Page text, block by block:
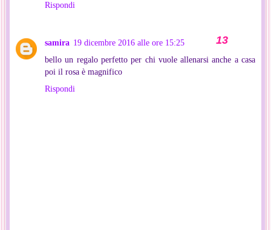
Rispondi
samira 19 dicembre 2016 alle ore 15:25
bello un regalo perfetto per chi vuole allenarsi anche a casa
poi il rosa è magnifico
Rispondi